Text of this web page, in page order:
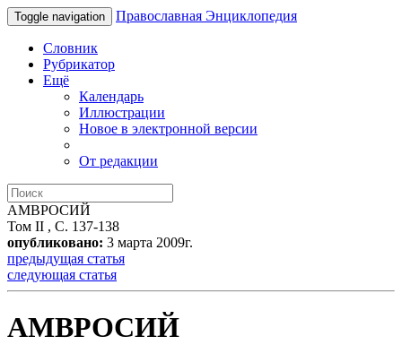
Toggle navigation Православная Энциклопедия
Словник
Рубрикатор
Ещё
Календарь
Иллюстрации
Новое в электронной версии
От редакции
АМВРОСИЙ
Том II , С. 137-138
опубликовано: 3 марта 2009г.
предыдущая статья
следующая статья
АМВРОСИЙ